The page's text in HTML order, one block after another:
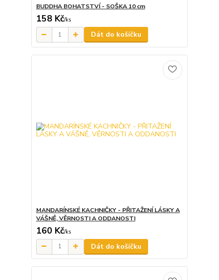
BUDDHA BOHATSTVÍ - SOŠKA 10 cm
158 Kč/ks
Dát do košíčku
MANDARÍNSKÉ KACHNIČKY - PŘITAŽENÍ LÁSKY A
VÁŠNĚ, VĚRNOSTI A ODDANOSTI
160 Kč/ks
Dát do košíčku